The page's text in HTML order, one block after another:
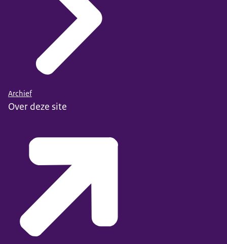
Archief
Over deze site